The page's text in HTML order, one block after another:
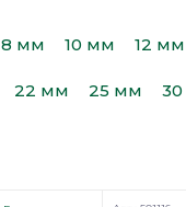
8 мм 10 мм 12 мм
22 мм 25 мм